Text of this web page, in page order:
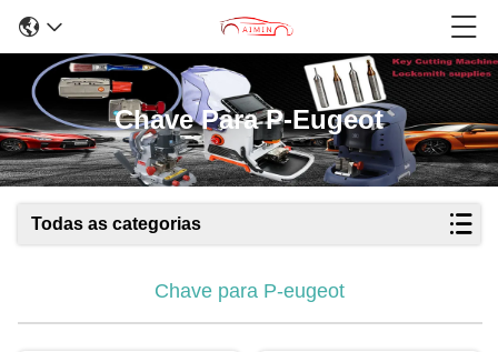
Chave Para P-Eugeot
Todas as categorias
Chave para P-eugeot